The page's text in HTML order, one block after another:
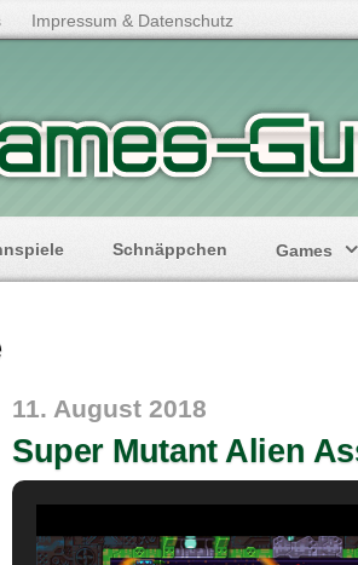
Impressum & Datenschutz
Schnäppchen Games
11. August 2018
Super Mutant Alien